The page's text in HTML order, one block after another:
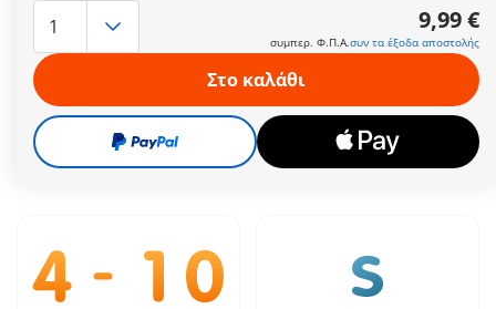
χρησιμοποιεί το σφυρί του για να φτιάξει το δρόμο που
χρειάζεται επείγουσα επισκευή. Όλα γίνονται με ήχο και
φασαρία!
Περισσότερες πληροφορίες
9,99 €
συμπερ. Φ.Π.Α. συν τα έξοδα αποστολής
9,99 €
συμπερ. Φ.Π.Α.συν τα έξοδα αποστολής
Στο καλάθι